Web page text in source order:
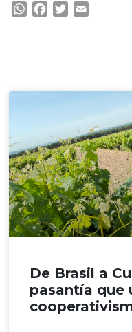
WhatsApp
Facebook
Twitter
De Brasil a
pasantía que